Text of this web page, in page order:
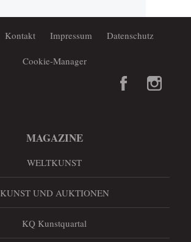
Kontakt Impressum Datenschutz
Cookie-Manager
MAGAZINE
WELTKUNST
KUNST UND AUKTIONEN
KQ Kunstquartal